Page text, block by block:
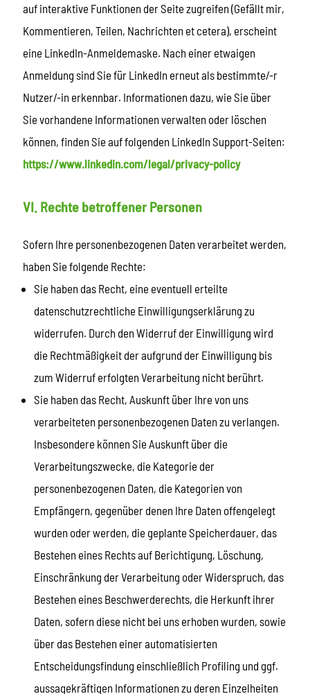
auf interaktive Funktionen der Seite zugreifen (Gefällt mir,
Kommentieren, Teilen, Nachrichten et cetera), erscheint
eine LinkedIn-Anmeldemaske. Nach einer etwaigen
Anmeldung sind Sie für LinkedIn erneut als bestimmte/-r
Nutzer/-in erkennbar. Informationen dazu, wie Sie über
Sie vorhandene Informationen verwalten oder löschen
können, finden Sie auf folgenden LinkedIn Support-Seiten:
https://www.linkedin.com/legal/privacy-policy
VI. Rechte betroffener Personen
Sofern Ihre personenbezogenen Daten verarbeitet werden,
haben Sie folgende Rechte:
Sie haben das Recht, eine eventuell erteilte
datenschutzrechtliche Einwilligungserklärung zu
widerrufen. Durch den Widerruf der Einwilligung wird
die Rechtmäßigkeit der aufgrund der Einwilligung bis
zum Widerruf erfolgten Verarbeitung nicht berührt.
Sie haben das Recht, Auskunft über Ihre von uns
verarbeiteten personenbezogenen Daten zu verlangen.
Insbesondere können Sie Auskunft über die
Verarbeitungszwecke, die Kategorie der
personenbezogenen Daten, die Kategorien von
Empfängern, gegenüber denen Ihre Daten offengelegt
wurden oder werden, die geplante Speicherdauer, das
Bestehen eines Rechts auf Berichtigung, Löschung,
Einschränkung der Verarbeitung oder Widerspruch, das
Bestehen eines Beschwerderechts, die Herkunft ihrer
Daten, sofern diese nicht bei uns erhoben wurden, sowie
über das Bestehen einer automatisierten
Entscheidungsfindung einschließlich Profiling und ggf.
aussagekräftigen Informationen zu deren Einzelheiten